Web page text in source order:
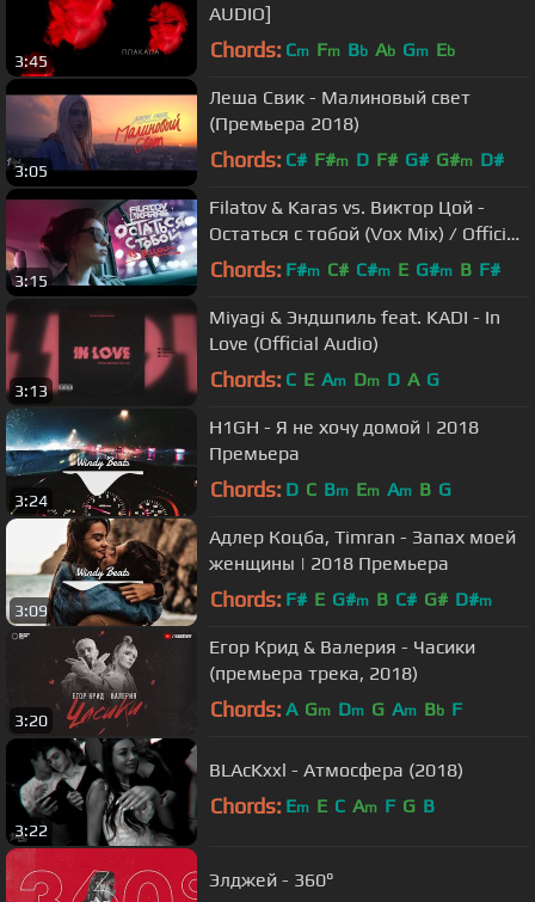
3:45
AUDIO]
Chords: Cm Fm Bb Ab Gm Eb
3:05
Леша Свик - Малиновый свет
(Премьера 2018)
Chords: C# F#m D F# G# G#m D#
3:15
Filatov & Karas vs. Виктор Цой -
Остаться с тобой (Vox Mix) / Official
Video №2
Chords: F#m C# C#m E G#m B F#
3:13
Miyagi & Эндшпиль feat. KADI - In
Love (Official Audio)
Chords: C E Am Dm D A G
3:24
H1GH - Я не хочу домой | 2018
Премьера
Chords: D C Bm Em Am B G
3:09
Адлер Коцба, Timran - Запах моей
женщины | 2018 Премьера
Chords: F# E G#m B C# G# D#m
3:20
Егор Крид & Валерия - Часики
(премьера трека, 2018)
Chords: A Gm Dm G Am Bb F
3:22
BLAcKxxl - Атмосфера (2018)
Chords: Em E C Am F G B
Элджей - 360°